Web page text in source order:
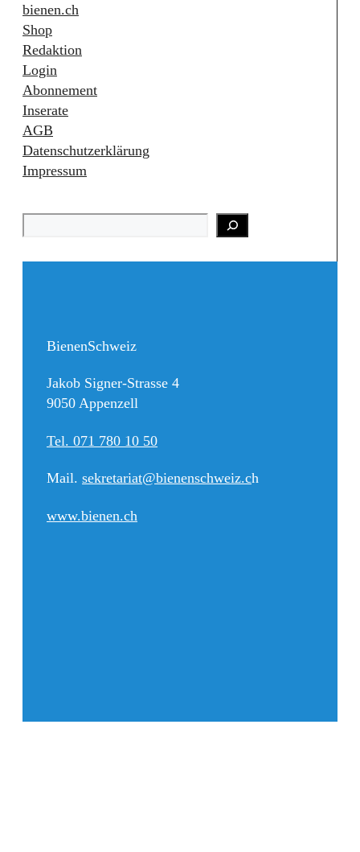
bienen.ch
Shop
Redaktion
Login
Abonnement
Inserate
AGB
Datenschutzerklärung
Impressum
BienenSchweiz
Jakob Signer-Strasse 4
9050 Appenzell
Tel. 071 780 10 50
Mail. sekretariat@bienenschweiz.ch
www.bienen.ch